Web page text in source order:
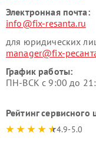
Электронная почта:
info@fix-resanta.ru
для юридических
manager@fix-
График работы:
ПН-ВСК с 9:00 до
Рейтинг сервисного
4.9-5.0